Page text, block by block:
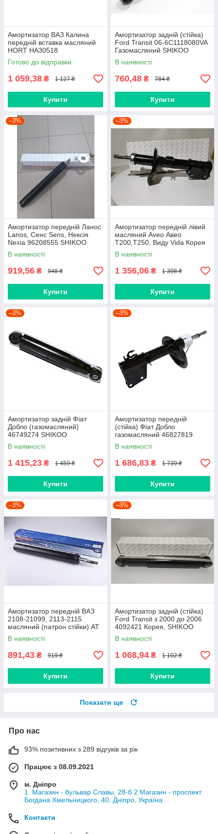
Амортизатор ВАЗ Калина
передній вставка масляний
HORT HA30518
Готово до відправки
1 059,38 ₴ 1 127 ₴
Купити
Амортизатор задній (стійка)
Ford Transit 06-6C1118080VA
Газомасляний SHIKOO
В наявності
760,48 ₴ 784 ₴
Купити
–3%
Амортизатор передній Ланос
Lanos, Сенс Sens, Нексія
Nexia 96208555 SHIKOO
В наявності
919,56 ₴ 948 ₴
Купити
–3%
Амортизатор передній лівий
масляний Aveo Авео
Т200,Т250, Виду Vida Корея
SHIKOO
В наявності
1 356,06 ₴ 1 398 ₴
Купити
–3%
Амортизатор задній Фіат
Добло (газомасляний)
46749274 SHIKOO
В наявності
1 415,23 ₴ 1 459 ₴
Купити
–3%
Амортизатор передній
(стійка) Фіат Добло
газомасляний 46827819
SHIKOO
В наявності
1 686,83 ₴ 1 739 ₴
Купити
–3%
Амортизатор передній ВАЗ
2108-21099, 2113-2115
масляний (патрон стійки) AT
В наявності
891,43 ₴ 919 ₴
Купити
–3%
Амортизатор задній (стійка)
Ford Transit з 2000 до 2006
4092421 Корея, SHIKOO
В наявності
1 068,94 ₴ 1 102 ₴
Купити
Показати ще
Про нас
93% позитивних з 289 відгуків за рік
Працює з 08.09.2021
м. Дніпро
1. Магазин - бульвар Славы, 28-б 2.Магазин - проспект
Богдана Хмельницкого, 40, Дніпро, Україна
Контакти